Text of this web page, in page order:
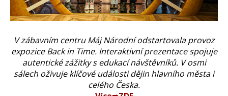
V zábavním centru Máj Národní odstartovala provoz
expozice Back in Time. Interaktivní prezentace spojuje
autentické zážitky s edukací návštěvníků. V osmi
sálech oživuje klíčové události dějin hlavního města i
celého Česka.